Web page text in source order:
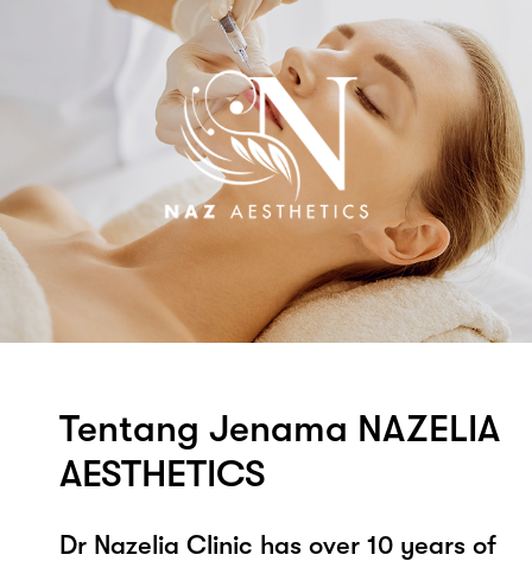
Tentang Jenama NAZELIA
AESTHETICS
Dr Nazelia Clinic has over 10 years of